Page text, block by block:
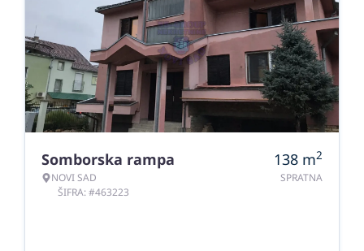
Somborska rampa
NOVI SAD
ŠIFRA: #463223
138 m2
SPRATNA